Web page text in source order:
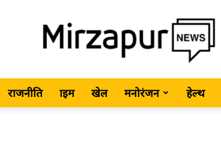
MirzapurNews.com
राजनीति क्राइम खेल मनोरंजन हेल्थ